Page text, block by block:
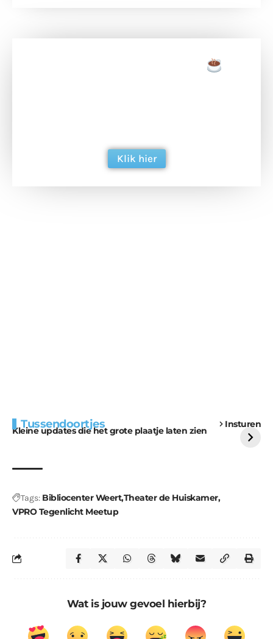
Klik hier
Tussendoortjes Insturen
Kleine updates die het grote plaatje laten zien
voor kabouters
uitdaging
Tags: Bibliocenter WeertTheater de Huiskamer
VPRO Tegenlicht Meetup
Wat is jouw gevoel hierbij?